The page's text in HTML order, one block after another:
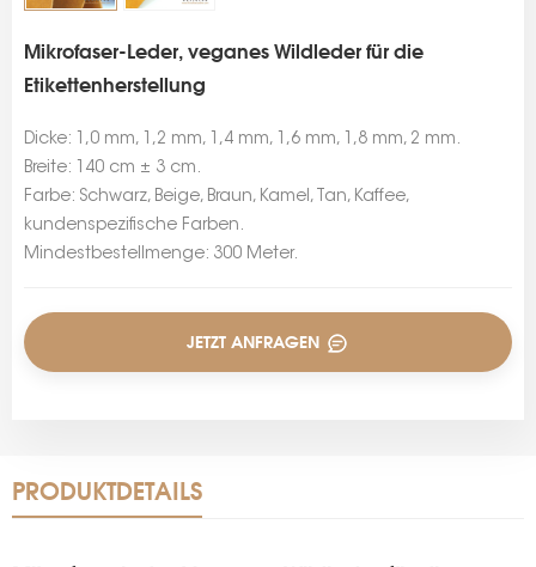
Mikrofaser-Leder, veganes Wildleder für die
Etikettenherstellung
Dicke: 1,0 mm, 1,2 mm, 1,4 mm, 1,6 mm, 1,8 mm, 2 mm.
Breite: 140 cm ± 3 cm.
Farbe: Schwarz, Beige, Braun, Kamel, Tan, Kaffee,
kundenspezifische Farben.
Mindestbestellmenge: 300 Meter.
JETZT ANFRAGEN
PRODUKTDETAILS